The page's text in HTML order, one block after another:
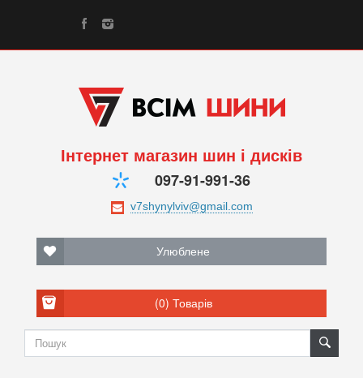
Інтернет магазин шин і дисків
097-91-991-36
Улюблене
(0) Товарів